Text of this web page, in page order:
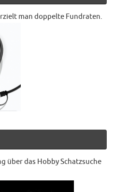
man doppelte Fundraten.
über das Hobby Schatzsuche